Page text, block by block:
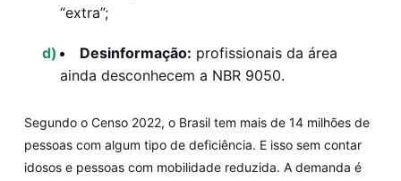
“extra”;
Desinformação: profissionais da área
ainda desconhecem a NBR 9050.
Segundo o Censo 2022, o Brasil tem mais de 14 milhões de
pessoas com algum tipo de deficiência. E isso sem contar
idosos e pessoas com mobilidade reduzida. A demanda é